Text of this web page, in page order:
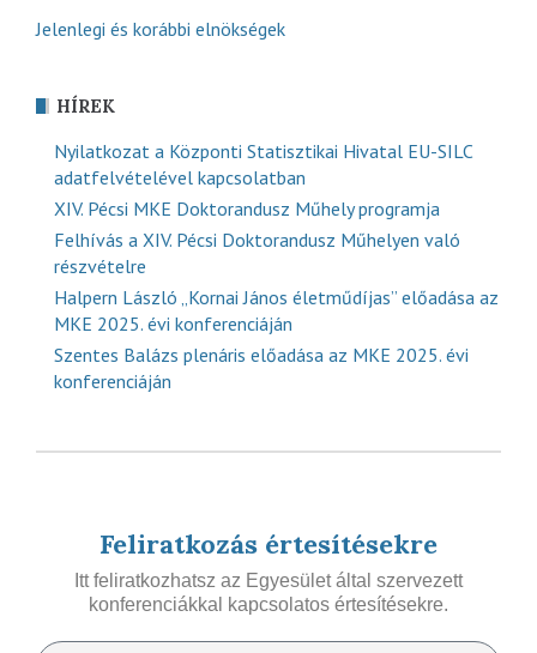
Jelenlegi és korábbi elnökségek
HÍREK
Nyilatkozat a Központi Statisztikai Hivatal EU-SILC
adatfelvételével kapcsolatban
XIV. Pécsi MKE Doktorandusz Műhely programja
Felhívás a XIV. Pécsi Doktorandusz Műhelyen való
részvételre
Halpern László „Kornai János életműdíjas” előadása az
MKE 2025. évi konferenciáján
Szentes Balázs plenáris előadása az MKE 2025. évi
konferenciáján
Feliratkozás értesítésekre
Itt feliratkozhatsz az Egyesület által szervezett
konferenciákkal kapcsolatos értesítésekre.